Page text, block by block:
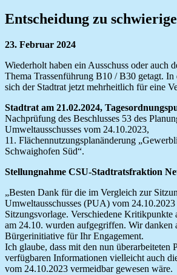
Entscheidung zu
23. Februar 2024
Wiederholt haben ein Ausschuss oder auch
Thema Trassenführung B10 / B30 getagt. In
sich der Stadtrat jetzt mehrheitlich für eine
Stadtrat am 21.02.2024,
Nachprüfung des Beschlusses 53 des
Umweltausschusses vom 24.10.2023,
11. Flächennutzungsplanänderung
Schwaighofen Süd“.
Stellungnahme CSU-Stadtratsfraktion
„Besten Dank für die im Vergleich zur
Umweltausschusses (PUA) vom 24.10.2023
Sitzungsvorlage. Verschiedene Kritikpunkte
am 24.10. wurden aufgegriffen. Wir danken
Bürgerinitiative für Ihr Engagement.
Ich glaube, dass mit den nun überarbeiteten
verfügbaren Informationen vielleicht auch
vom 24.10.2023 vermeidbar gewesen wäre.